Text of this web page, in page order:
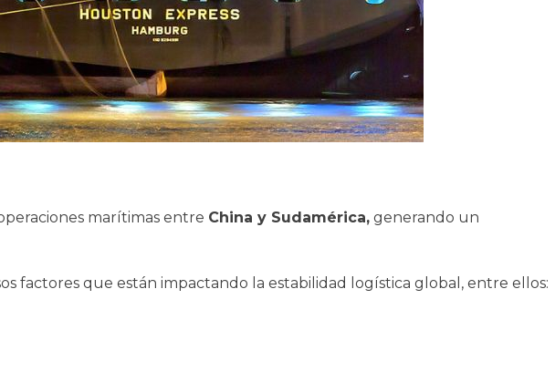
marítimas entre China y Sudamérica, generando un
factores que están impactando la estabilidad logística global, entre ellos: